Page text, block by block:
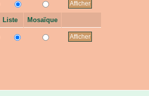
Liste Mosaïque